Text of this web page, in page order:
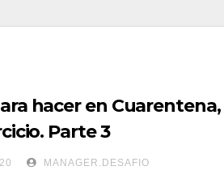
hacer en Cuarentena,
Parte 3
MANAGER.DESAFIO